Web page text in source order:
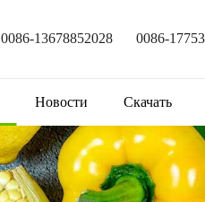
0086-13678852028 0086-
Новости Скачать